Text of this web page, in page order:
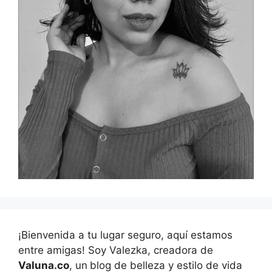
¡Bienvenida a tu lugar seguro, aquí estamos
entre amigas! Soy Valezka, creadora de
Valuna.co, un blog de belleza y estilo de vida